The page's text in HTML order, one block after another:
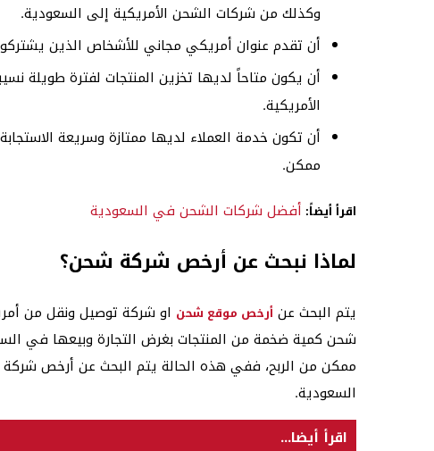
وكذلك من شركات الشحن الأمريكية إلى السعودية.
أن تقدم عنوان أمريكي مجاني للأشخاص الذين
أن يكون متاحاً لديها تخزين المنتجات لفترة طويلة
الأمريكية.
أن تكون خدمة العملاء لديها ممتازة وسريعة
ممكن.
اقرأ أيضاً: أفضل شركات الشحن في السعودية
لماذا نبحث عن أرخص شركة شحن؟
يتم البحث عن أرخص موقع شحن او شركة توصيل ونقل من
شحن كمية ضخمة من المنتجات بغرض التجارة وبيعها في
ممكن من الربح، ففي هذه الحالة يتم البحث عن أرخص
السعودية.
اقرأ أيضا...